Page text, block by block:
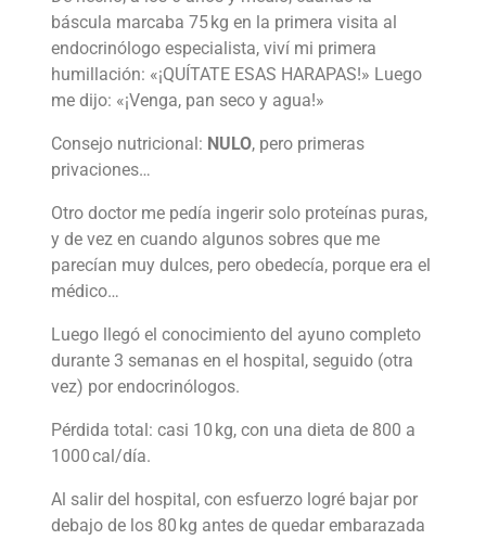
báscula marcaba 75 kg en la primera visita al
endocrinólogo especialista, viví mi primera
humillación: «¡QUÍTATE ESAS HARAPAS!» Luego
me dijo: «¡Venga, pan seco y agua!»
Consejo nutricional: NULO, pero primeras
privaciones…
Otro doctor me pedía ingerir solo proteínas puras,
y de vez en cuando algunos sobres que me
parecían muy dulces, pero obedecía, porque era el
médico…
Luego llegó el conocimiento del ayuno completo
durante 3 semanas en el hospital, seguido (otra
vez) por endocrinólogos.
Pérdida total: casi 10 kg, con una dieta de 800 a
1000 cal/día.
Al salir del hospital, con esfuerzo logré bajar por
debajo de los 80 kg antes de quedar embarazada